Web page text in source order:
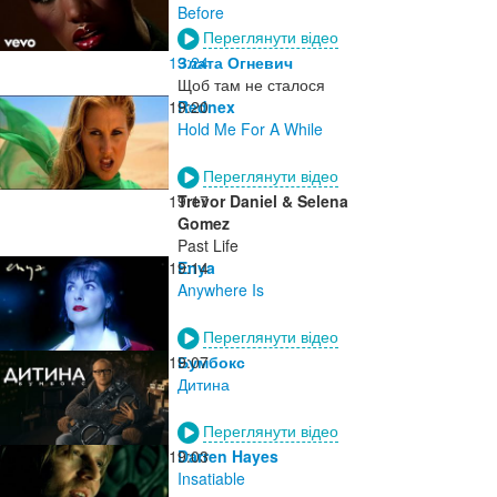
Before
Переглянути відео
19:24
Злата Огневич
Щоб там не сталося
19:20
Rednex
Hold Me For A While
Переглянути відео
19:17
Trevor Daniel & Selena
Gomez
Past Life
19:14
Enya
Anywhere Is
Переглянути відео
19:07
Бумбокс
Дитина
Переглянути відео
19:03
Darren Hayes
Insatiable